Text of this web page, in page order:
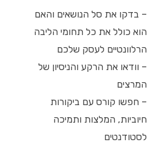
– בדקו את סל הנושאים והאם
הוא כולל את כל תחומי הליבה
הרלוונטיים לעסק שלכם
– וודאו את הרקע והניסיון של
המרצים
– חפשו קורס עם ביקורות
חיוביות, המלצות ותמיכה
לסטודנטים